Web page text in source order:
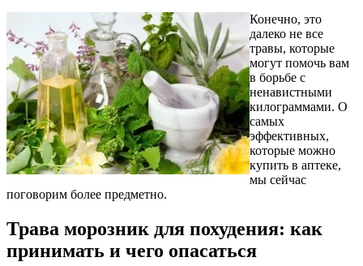
Конечно, это
далеко не все
травы, которые
могут помочь вам
в борьбе с
ненавистными
килограммами. О
самых
эффективных,
которые можно
купить в аптеке,
мы сейчас
поговорим более предметно.
Трава морозник для похудения: как
принимать и чего опасаться